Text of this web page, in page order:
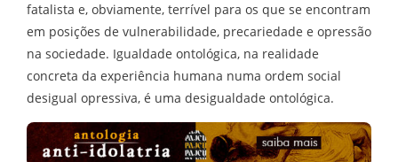
fatalista e, obviamente, terrível para os que se encontram
em posições de vulnerabilidade, precariedade e opressão
na sociedade. Igualdade ontológica, na realidade
concreta da experiência humana numa ordem social
desigual opressiva, é uma desigualdade ontológica.